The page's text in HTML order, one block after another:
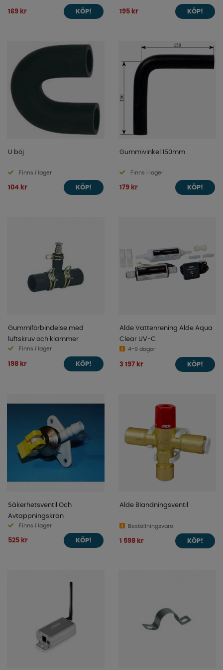
169 kr KÖP! 195 kr KÖP!
U böj
Finns i lager
104 kr KÖP!
Gummivinkel 150mm
Finns i lager
179 kr KÖP!
Gummiförbindelse med
luftskruv och klammer
Finns i lager
198 kr KÖP!
Alde Vattenrening Alde Aqua
Clear UV-C
4-9 dagar
3 197 kr KÖP!
Säkerhetsventil Och
Avtappningskran
Finns i lager
525 kr KÖP!
Alde Blandningsventil
Beställningsvara
1 598 kr KÖP!